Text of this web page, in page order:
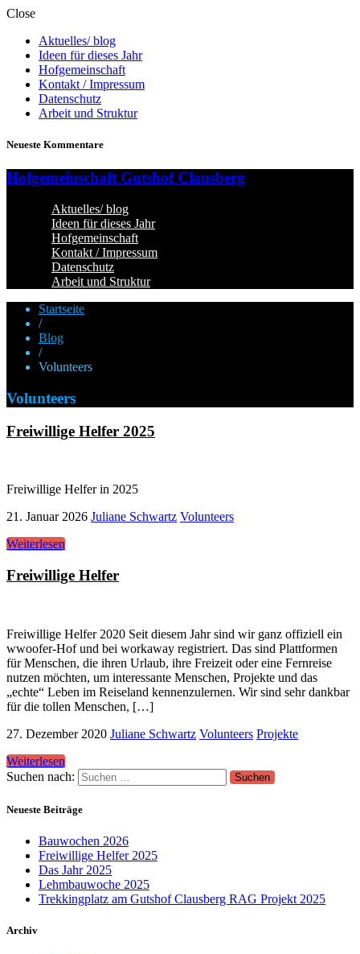
Close
Aktuelles/ blog
Ideen für dieses Jahr
Hofgemeinschaft
Kontakt / Impressum
Datenschutz
Arbeit und Struktur
Neueste Kommentare
Hofgemeinschaft Gutshof Clausberg
Aktuelles/ blog
Ideen für dieses Jahr
Hofgemeinschaft
Kontakt / Impressum
Datenschutz
Arbeit und Struktur
Startseite
/
Blog
/
Volunteers
Volunteers
Freiwillige Helfer 2025
Freiwillige Helfer in 2025
21. Januar 2026 Juliane Schwartz Volunteers
Weiterlesen
Freiwillige Helfer
Freiwillige Helfer 2020 Seit diesem Jahr sind wir ganz offiziell ein
wwoofer-Hof und bei workaway registriert. Das sind Plattformen
für Menschen, die ihren Urlaub, ihre Freizeit oder eine Fernreise
nutzen möchten, um interessante Menschen, Projekte und das
„echte“ Leben im Reiseland kennenzulernen. Wir sind sehr dankbar
für die tollen Menschen, […]
27. Dezember 2020 Juliane Schwartz Volunteers Projekte
Weiterlesen
Suchen nach:
Neueste Beiträge
Bauwochen 2026
Freiwillige Helfer 2025
Das Jahr 2025
Lehmbauwoche 2025
Trekkingplatz am Gutshof Clausberg RAG Projekt 2025
Archiv